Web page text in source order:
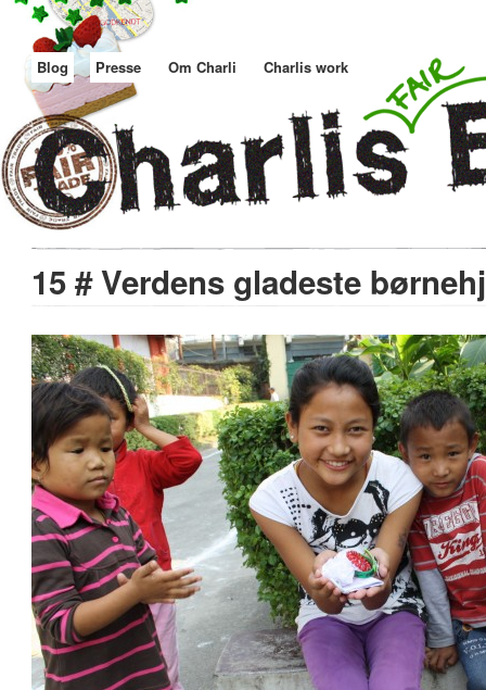
Blog Presse Om Charli Charlis work
15 # Verdens gladeste